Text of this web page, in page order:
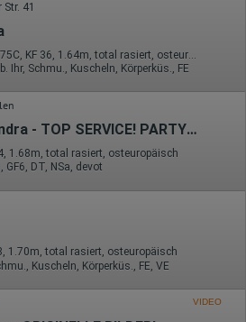
Str. 41
Ihr, Schmu., Kuscheln, Körperküs., FE
Aleksandra - TOP SERVICE! PARTY 24/7 !!!
1.68m, total rasiert, osteuropäisch
GF6, DT, NSa, devot
1.70m, total rasiert, osteuropäisch
Kuscheln, Körperküs., FE, VE
VIDEO